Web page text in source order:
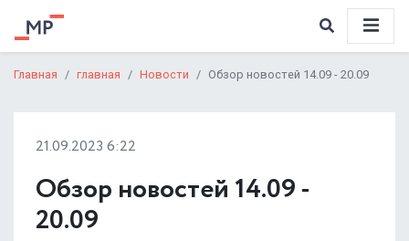
Главная главная Новости Обзор новостей 14.09 - 20.09
21.09.2023 6:22
Обзор новостей 14.09 -
20.09